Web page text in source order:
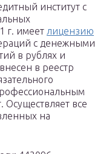
институт с
г. имеет лицензию
с денежными
в рублях и
в реестр
все
на